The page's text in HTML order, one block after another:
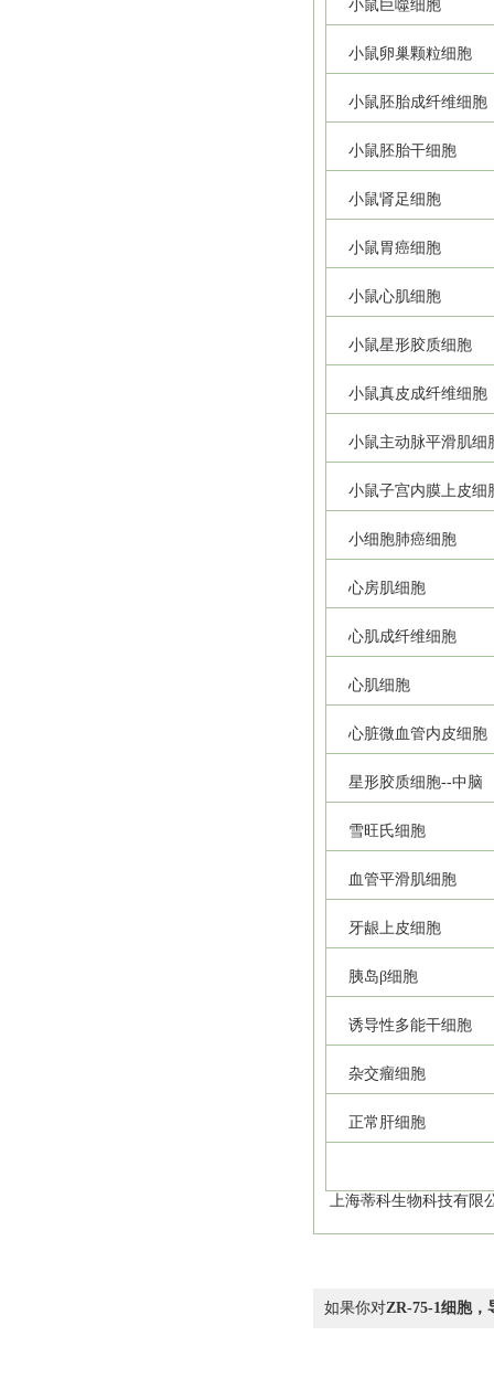
小鼠巨噬细胞
小鼠卵巢颗粒细胞
小鼠胚胎成纤维细胞
小鼠胚胎干细胞
小鼠肾足细胞
小鼠胃癌细胞
小鼠心肌细胞
小鼠星形胶质细胞
小鼠真皮成纤维细胞
小鼠主动脉平滑肌细
小鼠子宫内膜上皮细
小细胞肺癌细胞
心房肌细胞
心肌成纤维细胞
心肌细胞
心脏微血管内皮细胞
星形胶质细胞--中脑
雪旺氏细胞
血管平滑肌细胞
牙龈上皮细胞
胰岛β细胞
诱导性多能干细胞
杂交瘤细胞
正常肝细胞
上海蒂科生物科技有限
如果你对ZR-75-1细胞，